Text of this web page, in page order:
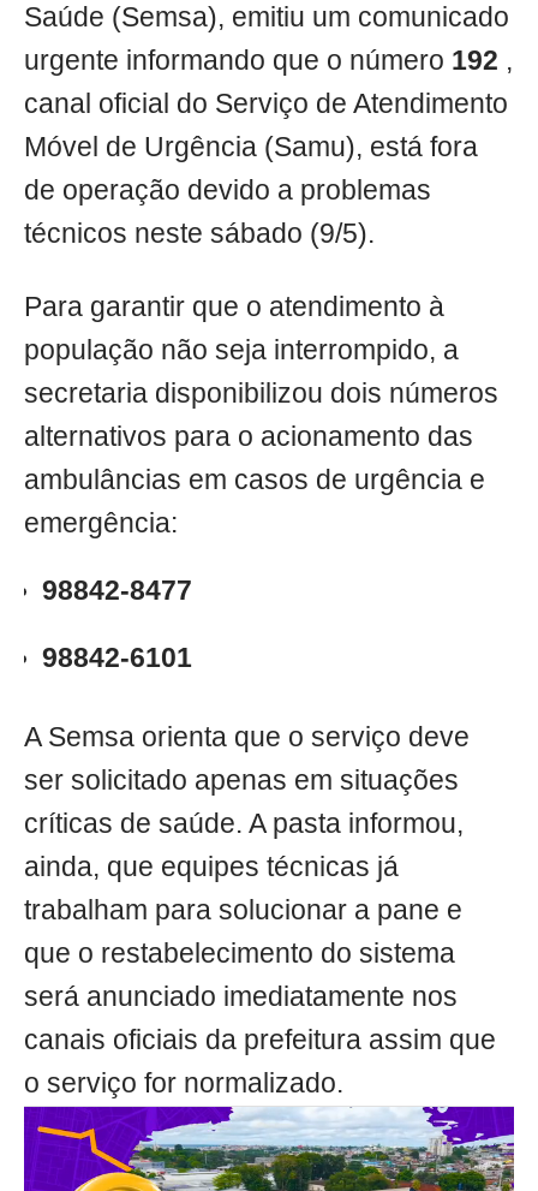
Saúde (Semsa), emitiu um comunicado
urgente informando que o número 192 ,
canal oficial do Serviço de Atendimento
Móvel de Urgência (Samu), está fora
de operação devido a problemas
técnicos neste sábado (9/5).
Para garantir que o atendimento à
população não seja interrompido, a
secretaria disponibilizou dois números
alternativos para o acionamento das
ambulâncias em casos de urgência e
emergência:
98842-8477
98842-6101
A Semsa orienta que o serviço deve
ser solicitado apenas em situações
críticas de saúde. A pasta informou,
ainda, que equipes técnicas já
trabalham para solucionar a pane e
que o restabelecimento do sistema
será anunciado imediatamente nos
canais oficiais da prefeitura assim que
o serviço for normalizado.